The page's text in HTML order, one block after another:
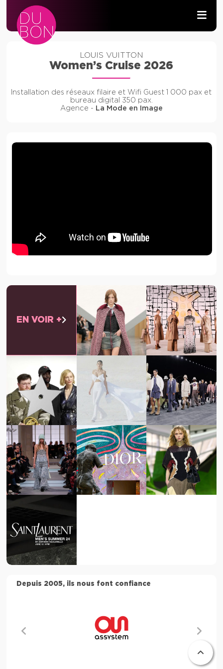
WIFI & RÉSEAU
DÉVELOPPEMENT
LOUIS VUITTON
Women’s Cruise 2026
Installation des réseaux filaire et Wifi Guest 1 000 pax et
bureau digital 350 pax.
Agence - La Mode en Image
EN VOIR +
Depuis 2005, ils nous font confiance